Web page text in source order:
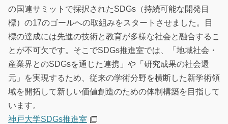
の国連サミットで採択されたSDGs（持続可能な開発目
標）の17のゴールへの取組みをスタートさせました。目
標の達成には先進の技術と教育が多様な社会と融合するこ
とが不可欠です。そこでSDGs推進室では、「地域社会・
産業界とのSDGsを通じた連携」や「研究成果の社会還
元」を実現するため、従来の学術分野を横断した新学術領
域を開拓して新しい価値創造のための体制構築を目指して
います。
神戸大学SDGs推進室